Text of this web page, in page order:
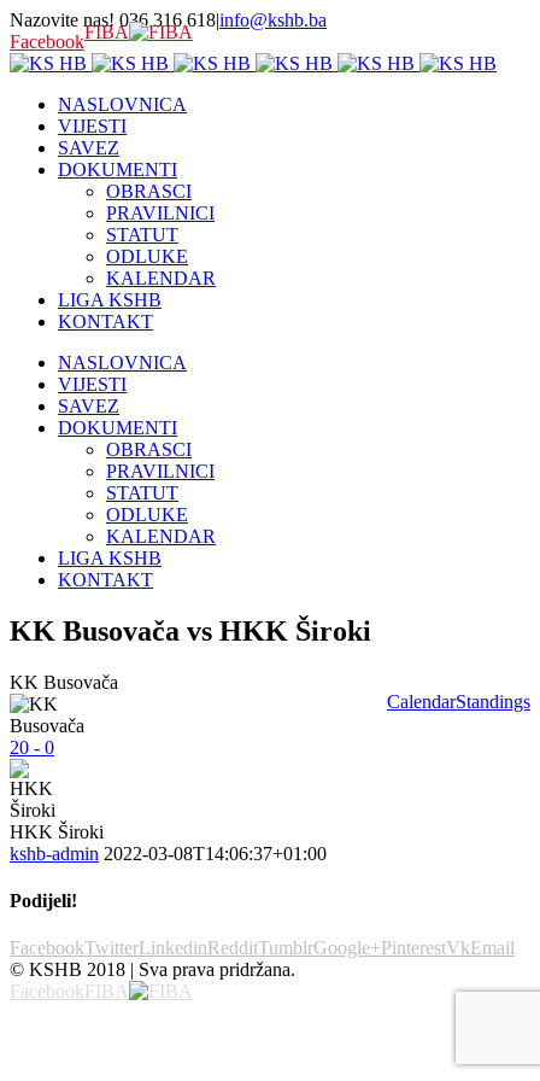
Nazovite nas! 036 316 618|info@kshb.ba
FacebookFIBA
NASLOVNICA
VIJESTI
SAVEZ
DOKUMENTI
OBRASCI
PRAVILNICI
STATUT
ODLUKE
KALENDAR
LIGA KSHB
KONTAKT
NASLOVNICA
VIJESTI
SAVEZ
DOKUMENTI
OBRASCI
PRAVILNICI
STATUT
ODLUKE
KALENDAR
LIGA KSHB
KONTAKT
KK Busovača vs HKK Široki
CalendarStandings
KK Busovača
20 - 0
HKK Široki
kshb-admin 2022-03-08T14:06:37+01:00
Podijeli!
FacebookTwitterLinkedinRedditTumblrGoogle+PinterestVkEmail
© KSHB 2018 | Sva prava pridržana.
FacebookFIBA